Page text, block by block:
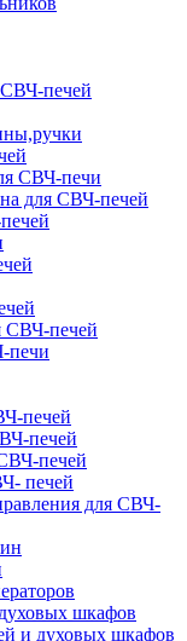
СВЧ-печей
СВЧ-печи
для СВЧ-печей
СВЧ-печей
печи
печей
печей
печей
печей
для СВЧ-
шкафов
и духовых шкафов